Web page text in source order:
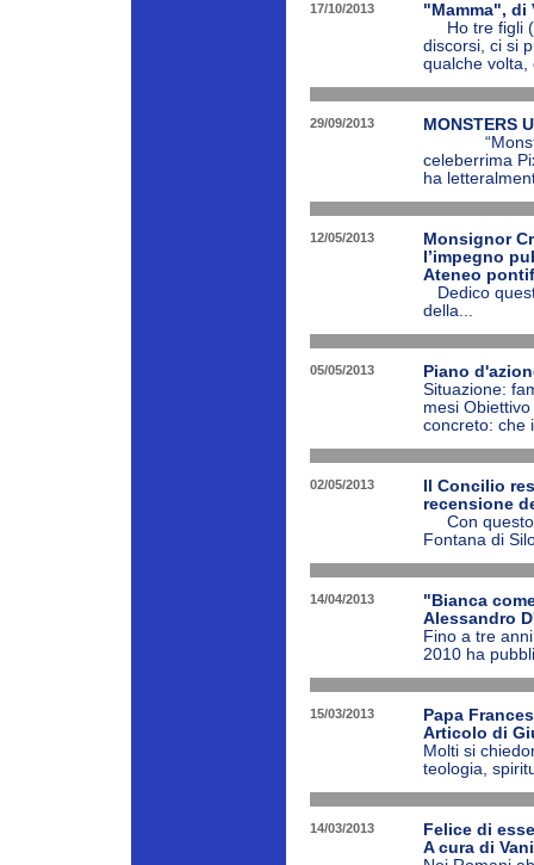
17/10/2013
"Mamma", di
Ho tre figli
discorsi, ci si
qualche volta,
29/09/2013
MONSTERS
“Monsters
celeberrima
ha
12/05/2013
Monsignor
l’impegno
Ateneo
Dedico
della...
05/05/2013
Piano
Situazione:
mesi
concreto: che
02/05/2013
Il Concilio
recensione
Con questo
Fontana di
14/04/2013
"Bianca
Alessandro
Fino a tre
2010 ha
15/03/2013
Papa
Articolo di
Molti si
teologia,
14/03/2013
Felice di
A cura di